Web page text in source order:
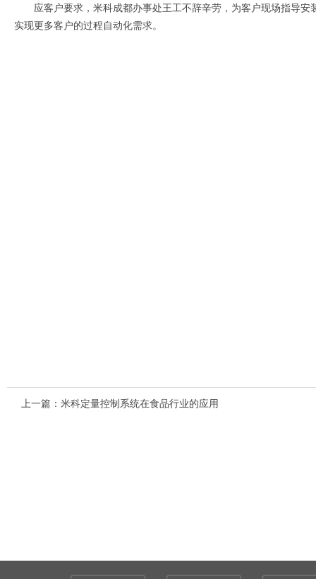
应客户要求，米科成都办事处王工不辞辛劳，为客户现场指导安
实现更多客户的过程自动化需求。
上一篇： 米科定量控制系统在食品行业的应用